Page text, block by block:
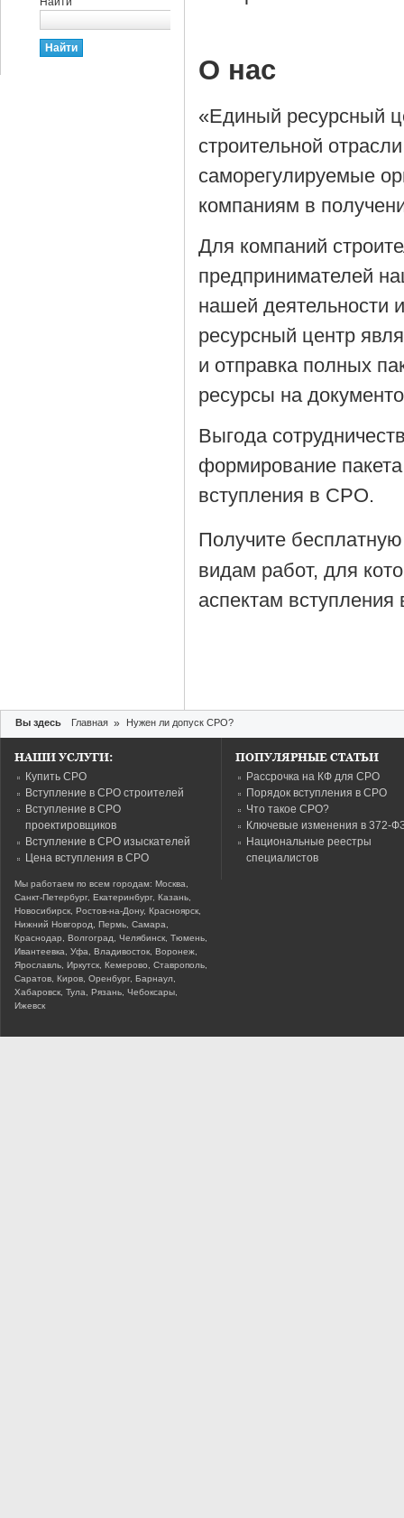
О нас
«Единый ресурсный
строительной
саморегулируемые
компаниям в
Для компаний
предпринимателей
нашей деятельности
ресурсный центр
и отправка полных
ресурсы на
Выгода
формирование
вступления в СРО.
Получите
видам работ, для
аспектам
Вы здесь Главная » Нужен ли допуск СРО?
НАШИ УСЛУГИ:
Купить СРО
Вступление в СРО строителей
Вступление в СРО
проектировщиков
Вступление в СРО изыскателей
Цена вступления в СРО
Мы работаем по всем городам: Москва,
Санкт-Петербург, Екатеринбург, Казань,
Новосибирск, Ростов-на-Дону, Красноярск,
Нижний Новгород, Пермь, Самара,
Краснодар, Волгоград, Челябинск, Тюмень,
Ивантеевка, Уфа, Владивосток, Воронеж,
Ярославль, Иркутск, Кемерово, Ставрополь,
Саратов, Киров, Оренбург, Барнаул,
Хабаровск, Тула, Рязань, Чебоксары,
Ижевск
ПОПУЛЯРНЫЕ СТАТЬИ
Рассрочка на КФ для СРО
Порядок вступления в СРО
Что такое СРО?
Ключевые изменения в 372-
Национальные реестры
специалистов